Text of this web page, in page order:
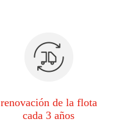
renovación de la flota
cada 3 años